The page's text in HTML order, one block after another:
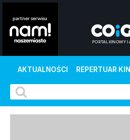
AKTUALNOŚCI REPERTUAR KIN